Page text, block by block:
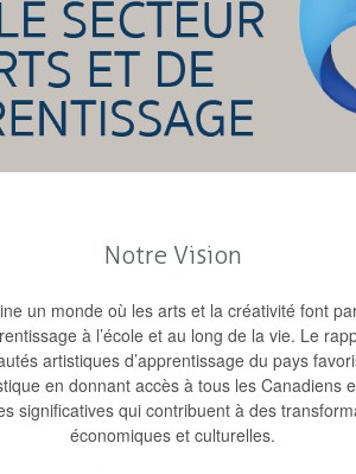
Notre Vision
un monde où les arts et la créativité font
à l’école et au long de la vie. Le
artistiques d’apprentissage du pays
en donnant accès à tous les Canadiens
significatives qui contribuent à des
économiques et culturelles.